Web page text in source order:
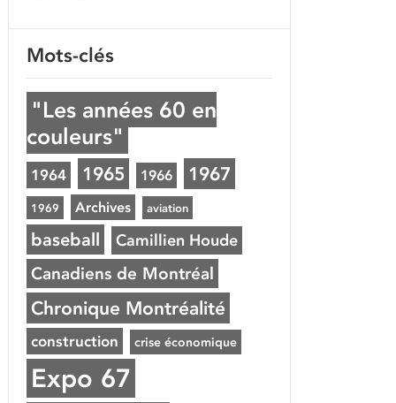
Mots-clés
"Les années 60 en
couleurs"
1964 1965 1966 1967
1969 Archives aviation
baseball Camillien Houde
Canadiens de Montréal
Chronique Montréalité
construction crise économique
Expo 67